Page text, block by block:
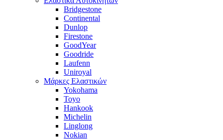
Bridgestone
Continental
Dunlop
Firestone
GoodYear
Goodride
Laufenn
Uniroyal
Μάρκες Ελαστικών
Yokohama
Toyo
Hankook
Michelin
Linglong
Nokian